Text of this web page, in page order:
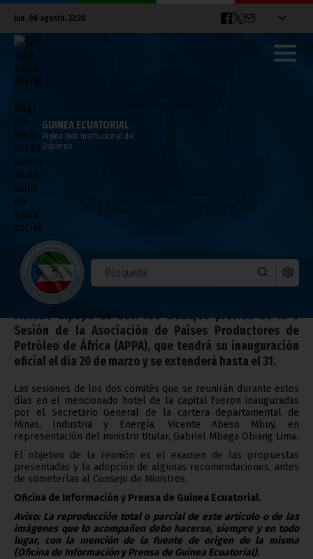
jue. 06 agosto, 22:28
GUINEA ECUATORIAL
Página Web Institucional del
Gobierno
Comienza la V Sesión de la APPA
marzo 18, 2014
Noticias África
El 17 de marzo han comenzado en el Hotel Sofitel
Malabo Sipopo Le Golf los trabajos previos de la V
Sesión de la Asociación de Países Productores de
Petróleo de África (APPA), que tendrá su inauguración
oficial el día 20 de marzo y se extenderá hasta el 31.
Las sesiones de los dos comités que se reunirán durante estos
días en el mencionado hotel de la capital fueron inauguradas
por el Secretario General de la cartera departamental de
Minas, Industria y Energía, Vicente Abeso Mbuy, en
representación del ministro titular, Gabriel Mbega Obiang Lima.
El objetivo de la reunión es el examen de las propuestas
presentadas y la adopción de algunas recomendaciones, antes
de someterlas al Consejo de Ministros.
Oficina de Información y Prensa de Guinea Ecuatorial.
Aviso: La reproducción total o parcial de este artículo o de las
imágenes que lo acompañen debe hacerse, siempre y en todo
lugar, con la mención de la fuente de origen de la misma
(Oficina de Información y Prensa de Guinea Ecuatorial).